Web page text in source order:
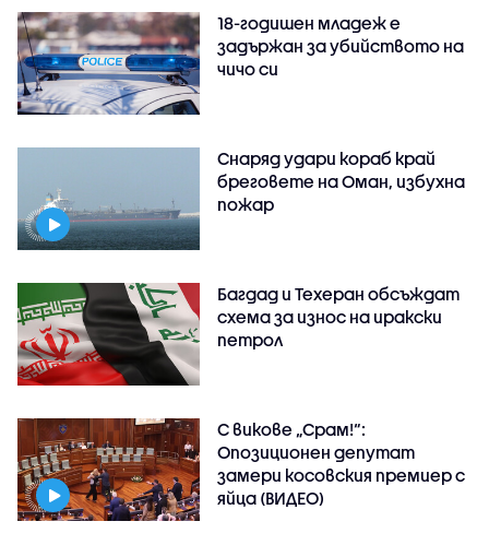
18-годишен младеж е
задържан за убийството на
чичо си
Снаряд удари кораб край
бреговете на Оман, избухна
пожар
Багдад и Техеран обсъждат
схема за износ на иракски
петрол
С викове „Срам!“:
Опозиционен депутат
замери косовския премиер с
яйца (ВИДЕО)